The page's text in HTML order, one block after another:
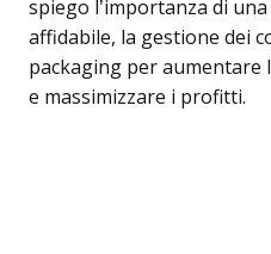
spiego l’importanza di
affidabile, la gestione dei
packaging per aumentare
e massimizzare i profitti.